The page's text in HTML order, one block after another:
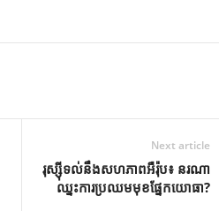
Next article
រុស្ស៊ី​ទល់​នឹង​សហភាព​អឺរ៉ុប៖ នរណា​
ឈ្នះ​ការ​ប្រឈមមុខ​ផ្នែក​យោធា?